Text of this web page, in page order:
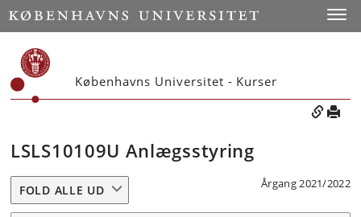
Københavns Universitet - Kurser
LSLS10109U Anlægsstyring
Årgang 2021/2022
FOLD ALLE UD